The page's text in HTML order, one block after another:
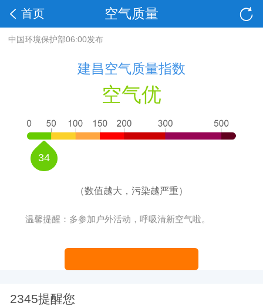
空气质量
首页
中国环境保护部06:00发布
建昌空气质量指数
空气优
34
（数值越大，污染越严重）
温馨提醒：多参加户外活动，呼吸清新空气啦。
2345提醒您